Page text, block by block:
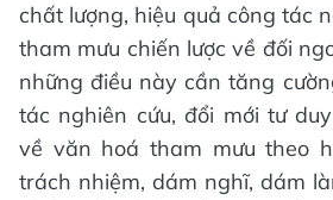
chất lượng, hiệu quả công tác
tham mưu chiến lược về đối
những điều này cần tăng
tác nghiên cứu, đổi mới tư
về văn hoá tham mưu theo
trách nhiệm, dám nghĩ, dám